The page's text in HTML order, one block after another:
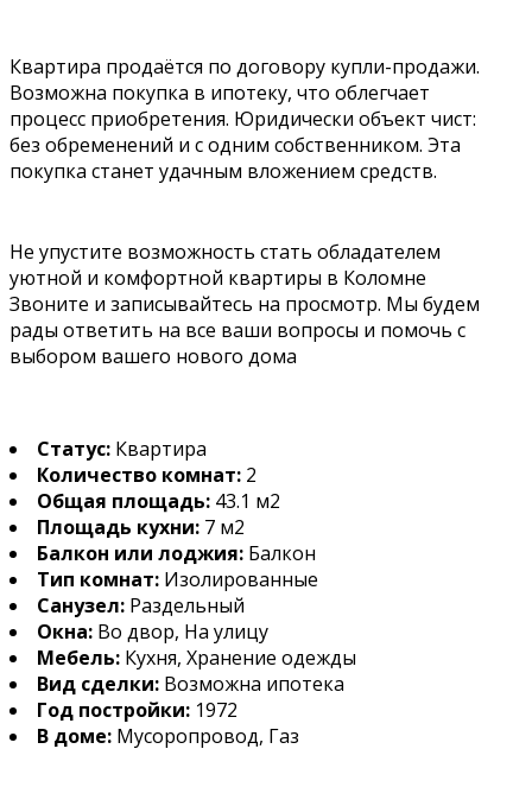
Квартира продаётся по договору купли-продажи.
Возможна покупка в ипотеку, что облегчает
процесс приобретения. Юридически объект чист:
без обременений и с одним собственником. Эта
покупка станет удачным вложением средств.
Не упустите возможность стать обладателем
уютной и комфортной квартиры в Коломне
Звоните и записывайтесь на просмотр. Мы будем
рады ответить на все ваши вопросы и помочь с
выбором вашего нового дома
Статус: Квартира
Количество комнат: 2
Общая площадь: 43.1 м2
Площадь кухни: 7 м2
Балкон или лоджия: Балкон
Тип комнат: Изолированные
Санузел: Раздельный
Окна: Во двор, На улицу
Мебель: Кухня, Хранение одежды
Вид сделки: Возможна ипотека
Год постройки: 1972
В доме: Мусоропровод, Газ